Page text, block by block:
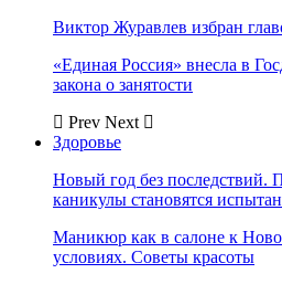
Виктор Журавлев избран
«Единая Россия» внесла в
закона о занятости
Prev Next
Здоровье
Новый год без последствий.
каникулы становятся
Маникюр как в салоне к
условиях. Советы красоты